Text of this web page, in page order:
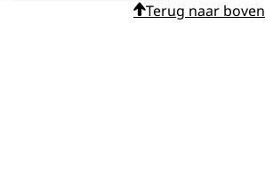
Terug naar boven